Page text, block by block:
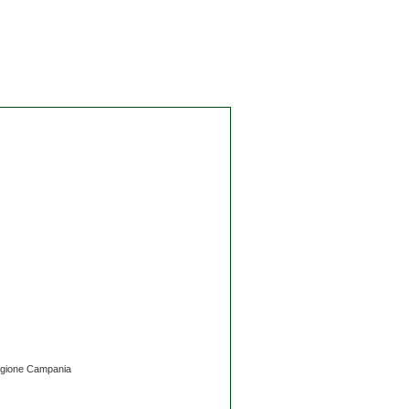
Campania